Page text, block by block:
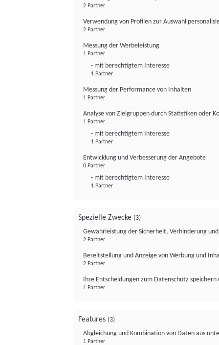
2 Partner
Verwendung von Profilen zur Auswahl
2 Partner
Messung der Werbeleistung
1 Partner
- mit berechtigtem Interesse
1 Partner
Messung der Performance von Inhalten
1 Partner
Analyse von Zielgruppen durch Statistiken oder
1 Partner
- mit berechtigtem Interesse
1 Partner
Entwicklung und Verbesserung der Angebote
0 Partner
- mit berechtigtem Interesse
1 Partner
Spezielle Zwecke (3)
Gewährleistung der Sicherheit, Verhinderung
2 Partner
Bereitstellung und Anzeige von Werbung und
2 Partner
Ihre Entscheidungen zum Datenschutz
1 Partner
Features (3)
Abgleichung und Kombination von Daten aus
1 Partner